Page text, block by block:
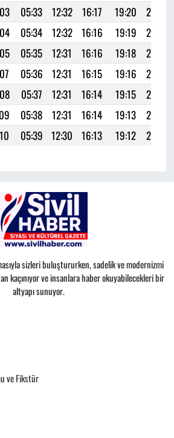
05:33 12:32 16:17 19:20
20:45
05:34 12:32 16:16 19:19
20:43
05:35 12:31 16:16 19:18
20:42
05:36 12:31 16:15 19:16
20:40
05:37 12:31 16:14 19:15
20:38
05:38 12:31 16:14 19:13
20:36
05:39 12:30 16:13 19:12 20:35
sizleri buluştururken, sadelik ve modernizmi
kaçınıyor ve insanlara haber okuyabilecekleri bir
altyapı sunuyor.
ve Fikstür